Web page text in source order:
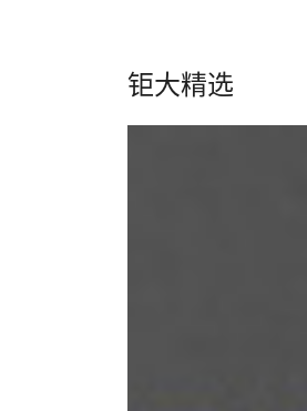
钜大精选